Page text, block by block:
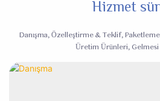
Hizmet
Danışma, Özelleştirme & Teklif,
Üretim Ürünleri,